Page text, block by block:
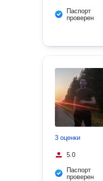
Паспорт
проверен
3 оценки
5.0
Паспорт
проверен